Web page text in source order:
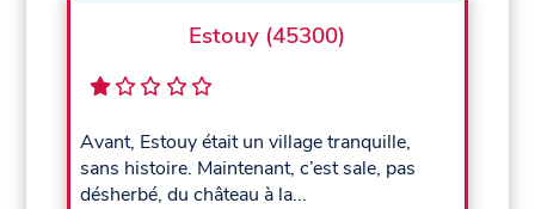
Estouy (45300)
Avant, Estouy était un village tranquille,
sans histoire. Maintenant, c’est sale, pas
désherbé, du château à la...